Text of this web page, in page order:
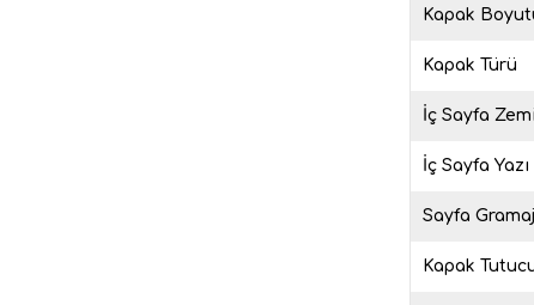
Kapak
Kapak Türü
İç Sayfa
İç Sayfa
Sayfa
Kapak